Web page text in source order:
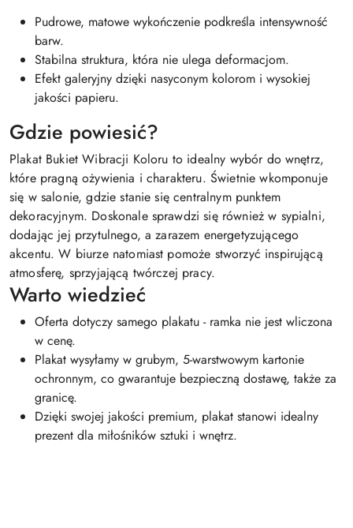
Pudrowe, matowe wykończenie podkreśla intensywność
barw.
Stabilna struktura, która nie ulega deformacjom.
Efekt galeryjny dzięki nasyconym kolorom i wysokiej
jakości papieru.
Gdzie powiesić?
Plakat Bukiet Wibracji Koloru to idealny wybór do wnętrz,
które pragną ożywienia i charakteru. Świetnie wkomponuje
się w salonie, gdzie stanie się centralnym punktem
dekoracyjnym. Doskonale sprawdzi się również w sypialni,
dodając jej przytulnego, a zarazem energetyzującego
akcentu. W biurze natomiast pomoże stworzyć inspirującą
atmosferę, sprzyjającą twórczej pracy.
Warto wiedzieć
Oferta dotyczy samego plakatu - ramka nie jest wliczona
w cenę.
Plakat wysyłamy w grubym, 5-warstwowym kartonie
ochronnym, co gwarantuje bezpieczną dostawę, także za
granicę.
Dzięki swojej jakości premium, plakat stanowi idealny
prezent dla miłośników sztuki i wnętrz.